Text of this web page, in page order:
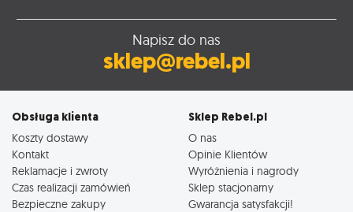
Napisz do nas
sklep@rebel.pl
Obsługa klienta
Koszty dostawy
Kontakt
Reklamacje i zwroty
Czas realizacji zamówień
Bezpieczne zakupy
Sklep Rebel.pl
O nas
Opinie Klientów
Wyróżnienia i nagrody
Sklep stacjonarny
Gwarancja satysfakcji!